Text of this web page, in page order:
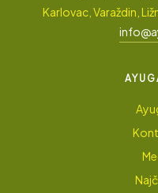
Karlovac, Varaždin,